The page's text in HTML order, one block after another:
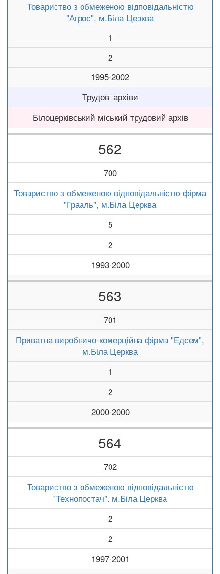
Товариство з обмеженою відповідальністю
"Агрос", м.Біла Церква
1
2
1995-2002
Трудові архіви
Білоцерківський міський трудовий архів
562
700
Товариство з обмеженою відповідальністю фірма
"Грааль", м.Біла Церква
5
2
1993-2000
563
701
Приватна виробничо-комерційна фірма "Едсем",
м.Біла Церква
1
2
2000-2000
564
702
Товариство з обмеженою відповідальністю
"Технопостач", м.Біла Церква
2
2
1997-2001